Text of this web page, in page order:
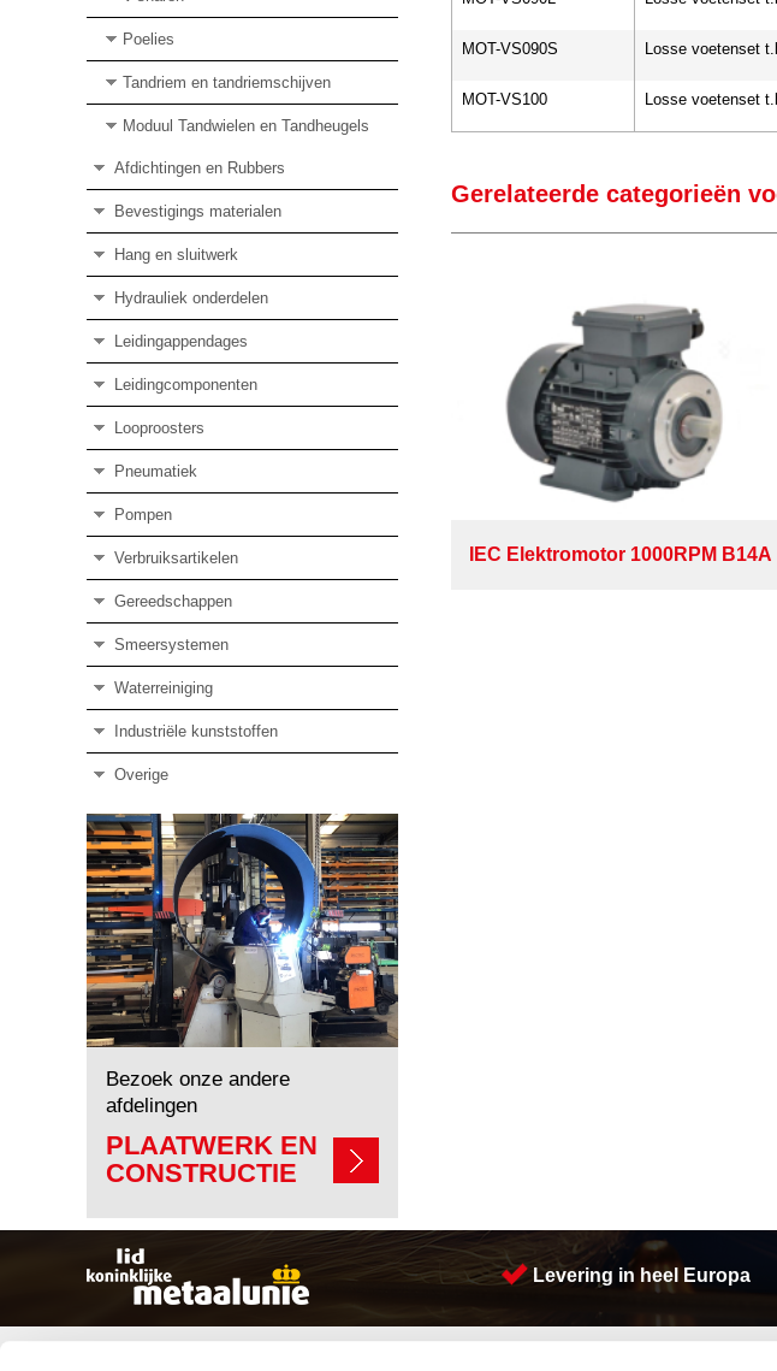
Poelies
Tandriem en tandriemschijven
Moduul Tandwielen en Tandheugels
Afdichtingen en Rubbers
Bevestigings materialen
Hang en sluitwerk
Hydrauliek onderdelen
Leidingappendages
Leidingcomponenten
Looproosters
Pneumatiek
Pompen
Verbruiksartikelen
Gereedschappen
Smeersystemen
Waterreiniging
Industriële kunststoffen
Overige
Bezoek onze andere
afdelingen
PLAATWERK EN
CONSTRUCTIE
MOT-VS090S Losse voetenset
MOT-VS100 Losse voetenset
Gerelateerde categorieën
IEC Elektromotor 1000RPM B14A
Levering in heel Europa